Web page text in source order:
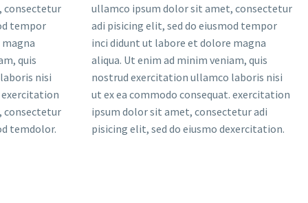
consectetur
tempor
quis
nisi
exercitation
consectetur
temdolor.
ullamco ipsum dolor sit amet, consectetur
adi pisicing elit, sed do eiusmod tempor
inci didunt ut labore et dolore magna
aliqua. Ut enim ad minim veniam, quis
nostrud exercitation ullamco laboris nisi
ut ex ea commodo consequat. exercitation
ipsum dolor sit amet, consectetur adi
pisicing elit, sed do eiusmo dexercitation.